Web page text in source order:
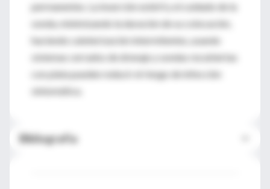
permanentes. La inserción estéril y el cuidado de la
sonda, minimizando la duración de su colocación,
haciendo cateterización intermitentes, usando
sistemas cerrados de drenaje y sondas recubiertas
con plata pueden reducir el riesgo de infección
sintomática.
Bibliografía